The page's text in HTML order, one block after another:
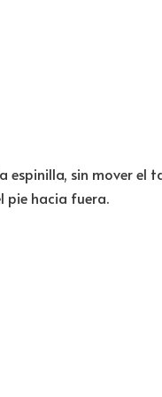
sin mover el
pie hacia fuera.